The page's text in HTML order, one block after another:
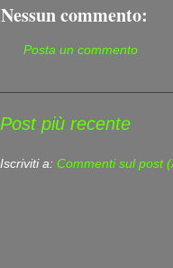
Nessun commento:
Posta un commento
Post più recente
Iscriviti a: Commenti sul post